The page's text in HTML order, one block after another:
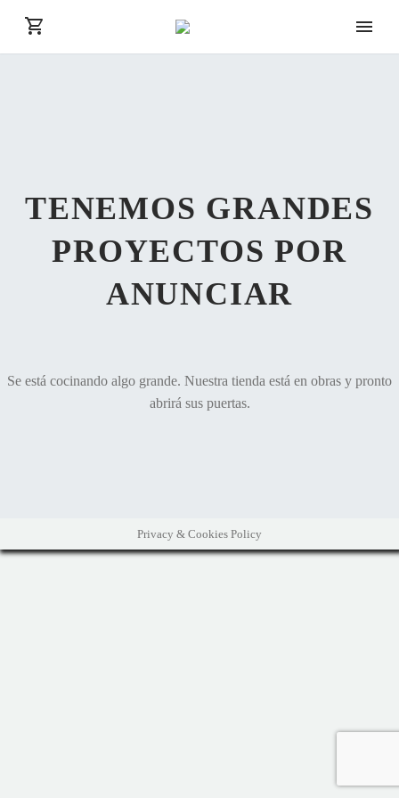
TENEMOS GRANDES
PROYECTOS POR
ANUNCIAR
Se está cocinando algo grande. Nuestra tienda está en obras y pronto
abrirá sus puertas.
Privacy & Cookies Policy